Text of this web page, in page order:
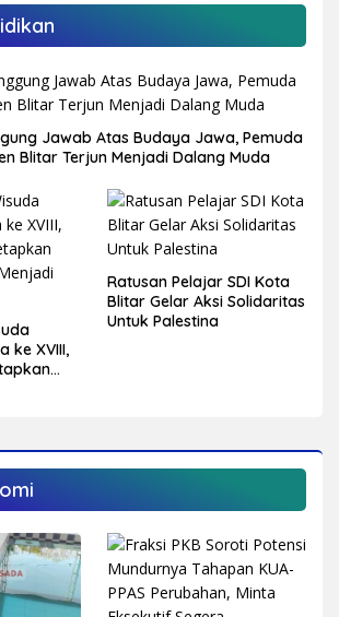
Jawab Atas Budaya Jawa, Pemuda
Blitar Terjun Menjadi Dalang Muda
ke XVIII,
Ratusan Pelajar SDI Kota
Blitar Gelar Aksi Solidaritas
Untuk Palestina